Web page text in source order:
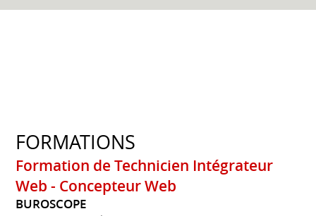
FORMATIONS
Formation de Technicien Intégrateur
Web - Concepteur Web
BUROSCOPE